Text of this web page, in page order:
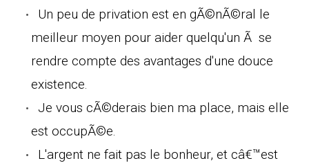
Un peu de privation est en gÃ©nÃ©ral le
meilleur moyen pour aider quelqu'un Ã se
rendre compte des avantages d'une douce
existence.
Je vous cÃ©derais bien ma place, mais elle
est occupÃ©e.
L'argent ne fait pas le bonheur, et câ€™est